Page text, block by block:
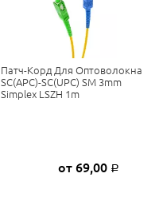
Патч-Корд Для Оптоволокна
SC(APC)-SC(UPC) SM 3mm
Simplex LSZH 1m
от 69,00 Р